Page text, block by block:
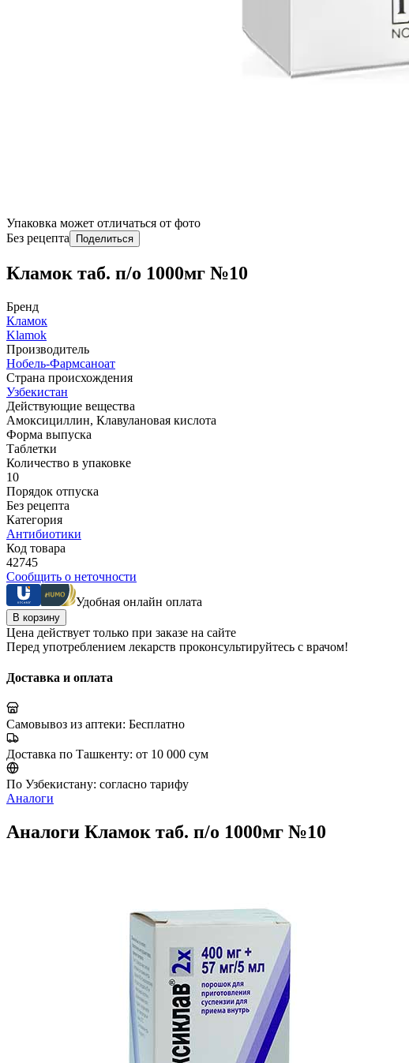
Упаковка может отличаться от фото
Без рецепта
Поделиться
Кламок таб. п/о 1000мг №10
Бренд
Кламок
Klamok
Производитель
Нобель-Фармсаноат
Страна происхождения
Узбекистан
Действующие вещества
Амоксициллин, Клавулановая кислота
Форма выпуска
Таблетки
Количество в упаковке
10
Порядок отпуска
Без рецепта
Категория
Антибиотики
Код товара
42745
Сообщить о неточности
Удобная онлайн оплата
В корзину
Цена действует только при заказе на сайте
Перед употреблением лекарств проконсультируйтесь с врачом!
Доставка и оплата
Самовывоз из аптеки: Бесплатно
Доставка по Ташкенту: от 10 000 сум
По Узбекистану: согласно тарифу
Аналоги
Аналоги Кламок таб. п/о 1000мг №10